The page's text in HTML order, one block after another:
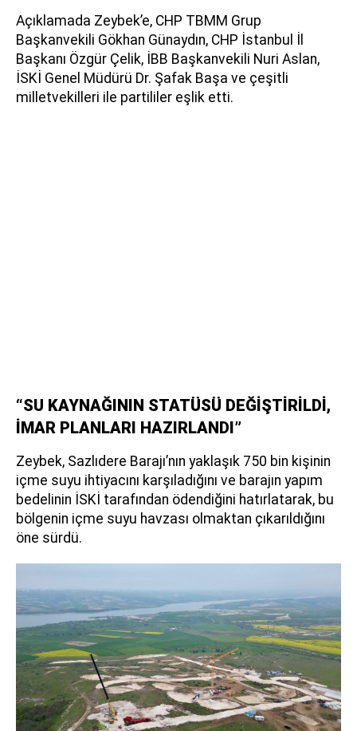
Açıklamada Zeybek’e, CHP TBMM Grup
Başkanvekili Gökhan Günaydın, CHP İstanbul İl
Başkanı Özgür Çelik, İBB Başkanvekili Nuri Aslan,
İSKİ Genel Müdürü Dr. Şafak Başa ve çeşitli
milletvekilleri ile partililer eşlik etti.
“SU KAYNAĞININ STATÜSÜ DEĞİŞTİRİLDİ,
İMAR PLANLARI HAZIRLANDI”
Zeybek, Sazlıdere Barajı’nın yaklaşık 750 bin kişinin
içme suyu ihtiyacını karşıladığını ve barajın yapım
bedelinin İSKİ tarafından ödendiğini hatırlatarak, bu
bölgenin içme suyu havzası olmaktan çıkarıldığını
öne sürdü.